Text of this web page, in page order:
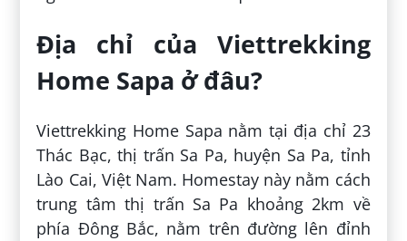
Địa chỉ của Viettrekking
Home Sapa ở đâu?
Viettrekking Home Sapa nằm tại địa chỉ 23
Thác Bạc, thị trấn Sa Pa, huyện Sa Pa, tỉnh
Lào Cai, Việt Nam. Homestay này nằm cách
trung tâm thị trấn Sa Pa khoảng 2km về
phía Đông Bắc, nằm trên đường lên đỉnh